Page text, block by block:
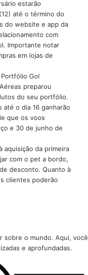
estarão
até o término do
do website e app da
com
Importante notar
em lojas de
Gol
preparou
do seu portfólio.
o dia 16 ganharão
que os voos
e 30 de junho de
aquisição da primeira
com o pet a bordo,
desconto. Quanto à
clientes poderão
sobre o mundo. Aqui, você
e aprofundadas.